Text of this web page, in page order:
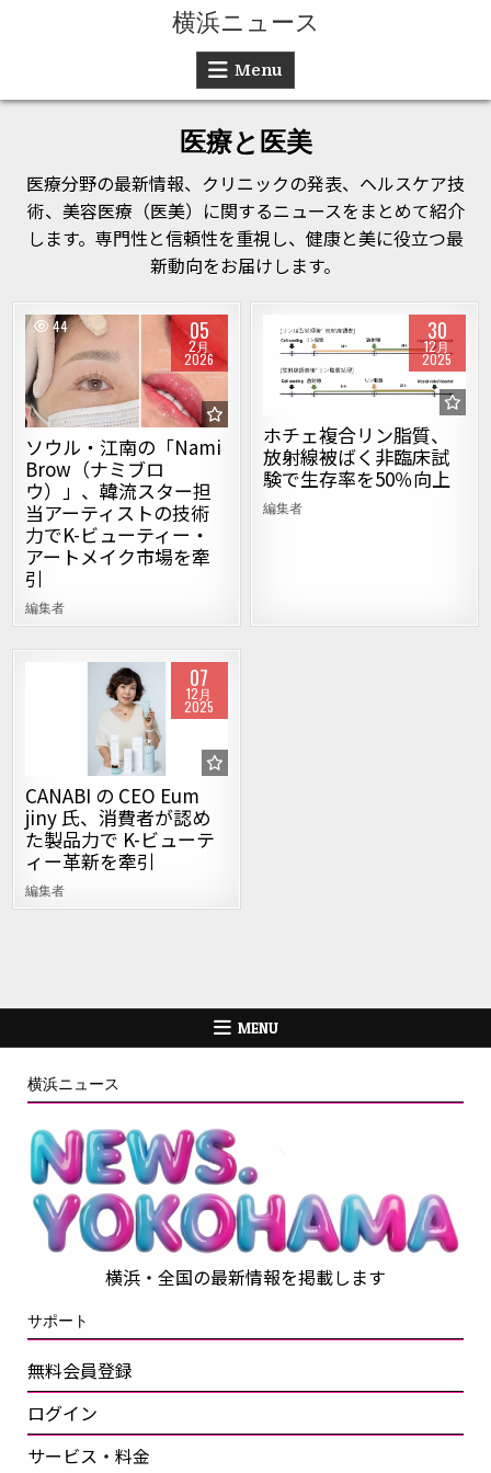
横浜ニュース
Menu
医療と医美
医療分野の最新情報、クリニックの発表、ヘルスケア技
術、美容医療（医美）に関するニュースをまとめて紹介
します。専門性と信頼性を重視し、健康と美に役立つ最
新動向をお届けします。
44 05
2月
2026
Posted in
ソウル・江南の「Nami
Brow（ナミブロ
ウ）」、韓流スター担
当アーティストの技術
力でK-ビューティー・
アートメイク市場を牽
引
編集者
49 30
12月
2025
Posted in
ホチェ複合リン脂質、
放射線被ばく非臨床試
験で生存率を50％向上
編集者
07
12月
2025
Posted in
CANABI の CEO Eum
jiny 氏、消費者が認め
た製品力で K-ビューテ
ィー革新を牽引
編集者
MENU
横浜ニュース
横浜・全国の最新情報を掲載します
サポート
無料会員登録
ログイン
サービス・料金